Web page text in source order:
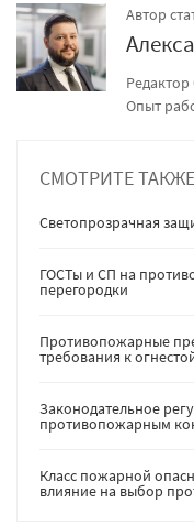
Автор
Редактор
Опыт
СМОТРИТЕ ТАКЖЕ
Светопрозрачная
ГОСТы и СП на
перегородки
Противопожарные
требования к
Законодательное
противопожарным
Класс пожарной
влияние на выбор